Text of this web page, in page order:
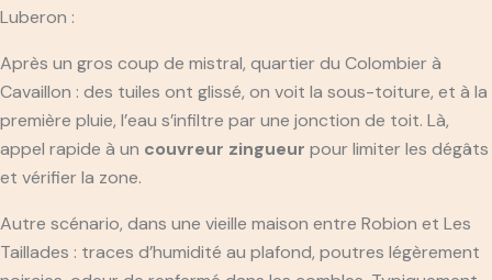
Luberon :
Après un gros coup de mistral, quartier du Colombier à
Cavaillon : des tuiles ont glissé, on voit la sous-toiture, et à la
première pluie, l’eau s’infiltre par une jonction de toit. Là,
appel rapide à un couvreur zingueur pour limiter les dégâts
et vérifier la zone.
Autre scénario, dans une vieille maison entre Robion et Les
Taillades : traces d’humidité au plafond, poutres légèrement